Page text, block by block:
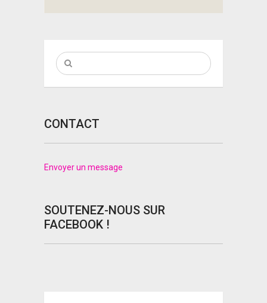
CONTACT
Envoyer un message
SOUTENEZ-NOUS SUR
FACEBOOK !